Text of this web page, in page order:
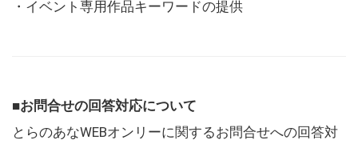
・イベント専用作品キーワードの提供
■お問合せの回答対応について
とらのあなWEBオンリーに関するお問合せへの回答対